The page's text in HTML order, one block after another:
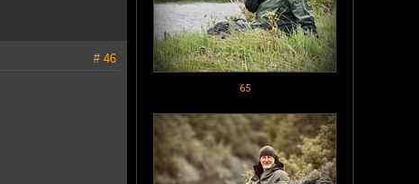
65
# 46